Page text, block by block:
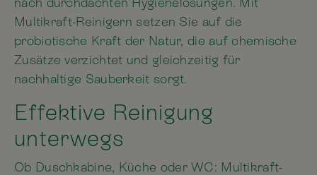
Multikraft-Reinigern setzen Sie auf die
probiotische Kraft der Natur, die auf chemische
Zusätze verzichtet und gleichzeitig für
nachhaltige Sauberkeit sorgt.
Effektive Reinigung
unterwegs
Ob Duschkabine, Küche oder WC: Multikraft-